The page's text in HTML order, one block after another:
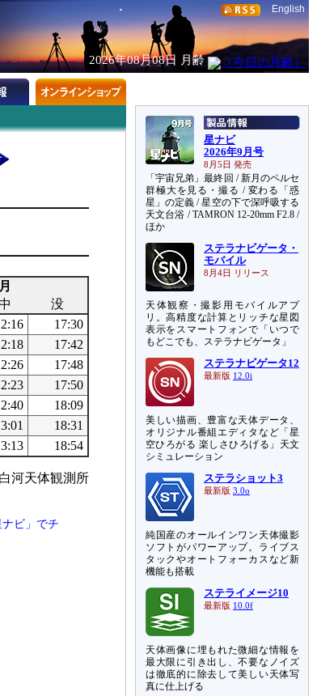
English
2026年08月08日 月齢
月
没
17:30
17:42
17:48
17:50
18:09
18:31
18:54
河天体観測所
ビ」でチ
星ナビ
2026年9月号
8月5日 発売
「宇宙兄弟」最終回 / 新月のペルセ
群極大を見る・撮る / 変わる「惑
星」の定義 / 星空の下で深呼吸する
天文台浴 / TAMRON 12-20mm F2.8 /
ほか
ステラナビゲータ・
モバイル
8月4日 リリース
天体観察・撮影用モバイルアプ
リ。高精度な計算とリッチな星図
表示をスマートフォンで「いつで
もどこでも、ステラナビゲータ」
ステラナビゲータ12
最新版 12.0i
美しい描画、豊富な天体データ、
オリジナル番組エディタなど「星
空ひろがる 楽しさひろげる」天文
シミュレーション
ステラショット3
最新版 3.0o
純国産のオールインワン天体撮影
ソフトがパワーアップ。ライブス
タックやオートフォーカスなど新
機能も搭載
ステライメージ10
最新版 10.0f
天体画像に埋もれた微細な情報を
最大限に引き出し、不要なノイズ
は徹底的に除去して美しい天体写
真に仕上げる